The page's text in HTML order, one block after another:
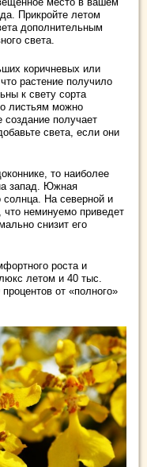
Прикройте летом
дополнительным
света.
коричневых или
растение получило
к свету сорта
листьям можно
создание получает
света, если они
то наиболее
запад. Южная
солнца. На северной и
что неминуемо приведет
снизит его
роста и
летом и 40 тыс.
от «полного»